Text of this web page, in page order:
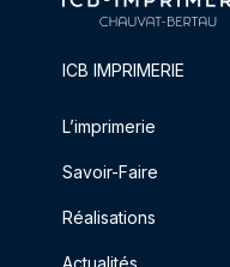
ICB IMPRIMERIE
L’imprimerie
Savoir-Faire
Réalisations
Actualités